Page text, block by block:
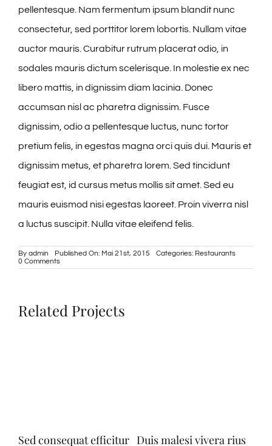
pellentesque. Nam fermentum ipsum blandit nunc
consectetur, sed porttitor lorem lobortis. Nullam vitae
auctor mauris. Curabitur rutrum placerat odio, in
sodales mauris dictum scelerisque. In molestie ex nec
libero mattis, in dignissim diam lacinia. Donec
accumsan nisl ac pharetra dignissim. Fusce
dignissim, odio a pellentesque luctus, nunc tortor
pretium felis, in egestas magna orci quis dui. Mauris et
dignissim metus, et pharetra lorem. Sed tincidunt
feugiat est, id cursus metus mollis sit amet. Sed eu
mauris euismod nisi egestas laoreet. Proin viverra nisl
a luctus suscipit. Nulla vitae eleifend felis.
By admin Published On: Mai 21st, 2015 Categories: Restaurants
0 Commentson
Neque
Related Projects
Sed consequat efficitur Duis malesi vivera rius